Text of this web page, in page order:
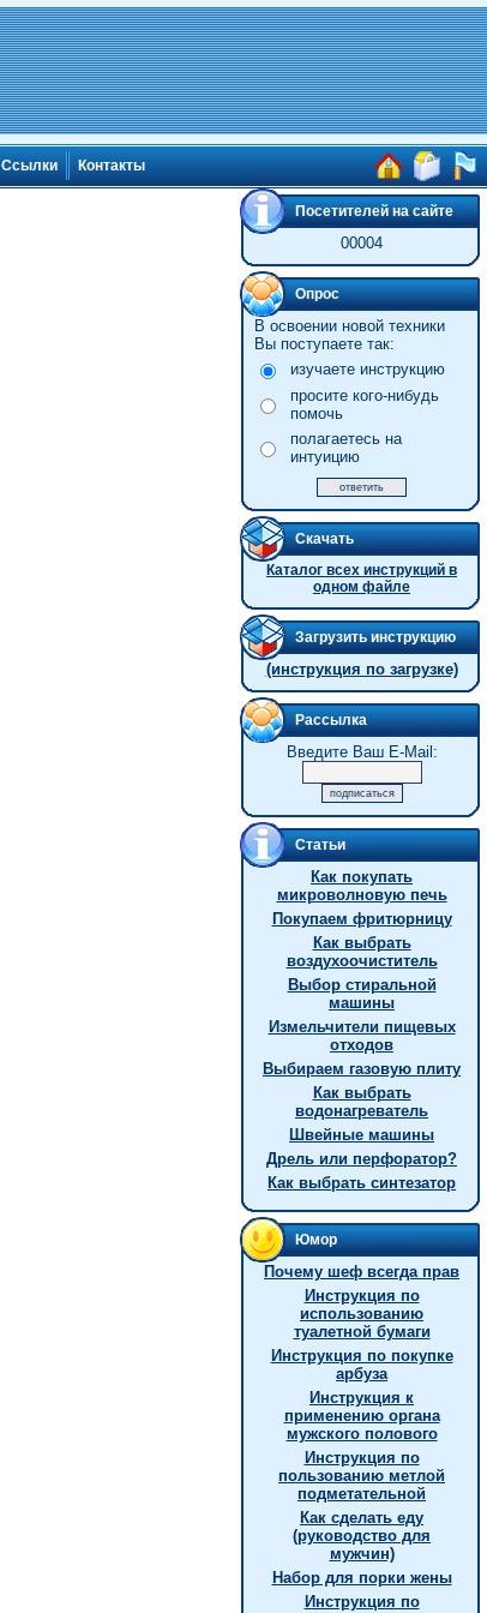
Ссылки Контакты
Посетителей на сайте
00004
Опрос
В освоении новой техники
Вы поступаете так:
изучаете инструкцию
просите кого-нибудь
помочь
полагаетесь на
интуицию
Скачать
Каталог всех инструкций в
одном файле
Загрузить инструкцию
(инструкция по загрузке)
Рассылка
Введите Ваш E-Mail:
Статьи
Как покупать
микроволновую печь
Покупаем фритюрницу
Как выбрать
воздухоочиститель
Выбор стиральной
машины
Измельчители пищевых
отходов
Выбираем газовую плиту
Как выбрать
водонагреватель
Швейные машины
Дрель или перфоратор?
Как выбрать синтезатор
Юмор
Почему шеф всегда прав
Инструкция по
использованию
туалетной бумаги
Инструкция по покупке
арбуза
Инструкция к
применению органа
мужского полового
Инструкция по
пользованию метлой
подметательной
Как сделать еду
(руководство для
мужчин)
Hабор для порки жены
Инструкция по